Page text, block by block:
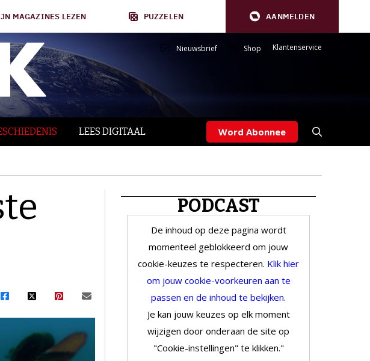
MAGAZINES LEZEN PUZZELEN AANMELDEN
Nieuwsbrief Shop Klantenservice
LEES DIGITAAL Word Abonnee
PODCAST
De inhoud op deze pagina wordt
momenteel geblokkeerd om jouw
cookie-keuzes te respecteren. Klik hier
om jouw cookie-voorkeuren aan te
passen en de inhoud te bekijken.
Je kan jouw keuzes op elk moment
wijzigen door onderaan de site op
"Cookie-instellingen" te klikken."